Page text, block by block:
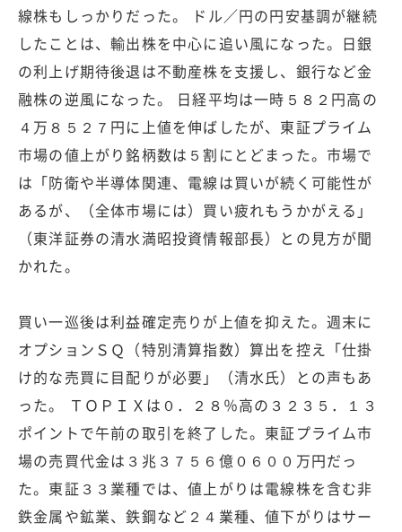
線株もしっかりだった。 ドル／円の円安基調が継続
したことは、輸出株を中心に追い風になった。日銀
の利上げ期待後退は不動産株を支援し、銀行など金
融株の逆風になった。 日経平均は一時５８２円高の
４万８５２７円に上値を伸ばしたが、東証プライム
市場の値上がり銘柄数は５割にとどまった。市場で
は「防衛や半導体関連、電線は買いが続く可能性が
あるが、（全体市場には）買い疲れもうかがえる」
（東洋証券の清水満昭投資情報部長）との見方が聞
かれた。
買い一巡後は利益確定売りが上値を抑えた。週末に
オプションＳＱ（特別清算指数）算出を控え「仕掛
け的な売買に目配りが必要」（清水氏）との声もあ
った。 ＴＯＰＩＸは０．２８％高の３２３５．１３
ポイントで午前の取引を終了した。東証プライム市
場の売買代金は３兆３７５６億０６００万円だっ
た。東証３３業種では、値上がりは電線株を含む非
鉄金属や鉱業、鉄鋼など２４業種、値下がりはサー